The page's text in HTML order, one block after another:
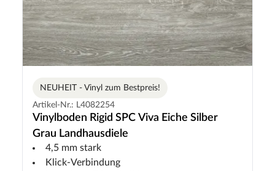
NEUHEIT - Vinyl zum Bestpreis!
Artikel-Nr.: L4082254
Vinylboden Rigid SPC Viva Eiche Silber
Grau Landhausdiele
4,5 mm stark
Klick-Verbindung